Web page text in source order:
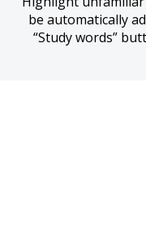
be automatically
“Study words”